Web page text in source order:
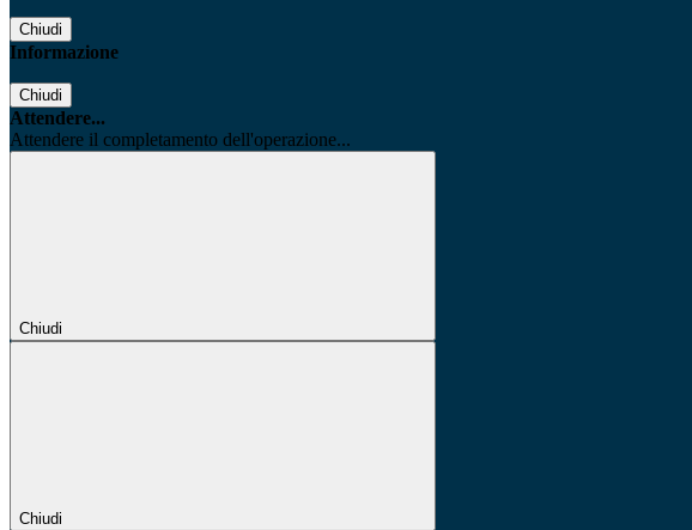
Chiudi
Informazione
Chiudi
Attendere...
Attendere il completamento dell'operazione...
Chiudi
Chiudi